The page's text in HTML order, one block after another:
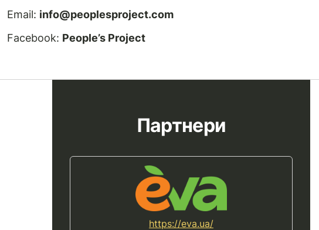
Email: info@peoplesproject.com
Facebook: People’s Project
Партнери
https://eva.ua/